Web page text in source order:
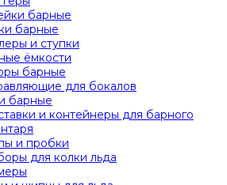
барные
барные
и ступки
ёмкости
барные
для бокалов
барные
и контейнеры для барного
и пробки
для колки льда